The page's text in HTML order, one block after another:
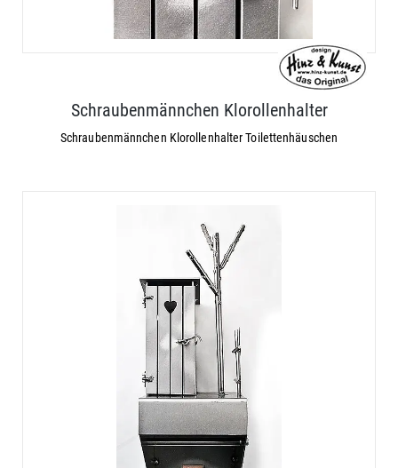
Schraubenmännchen Klorollenhalter
Schraubenmännchen Klorollenhalter Toilettenhäuschen